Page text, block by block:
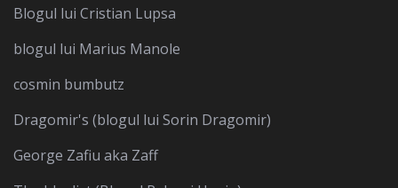
Blogul lui Cristian Lupsa
blogul lui Marius Manole
cosmin bumbutz
Dragomir's (blogul lui Sorin Dragomir)
George Zafiu aka Zaff